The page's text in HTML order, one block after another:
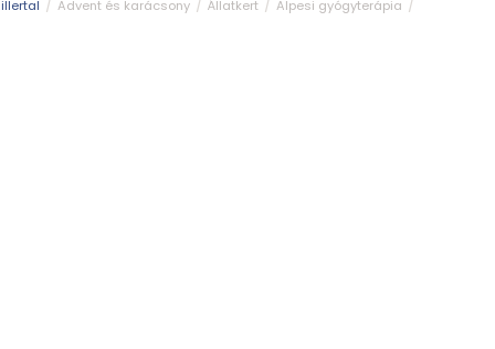
Advent és karácsony Állatkert Alpesi gyógyterápia